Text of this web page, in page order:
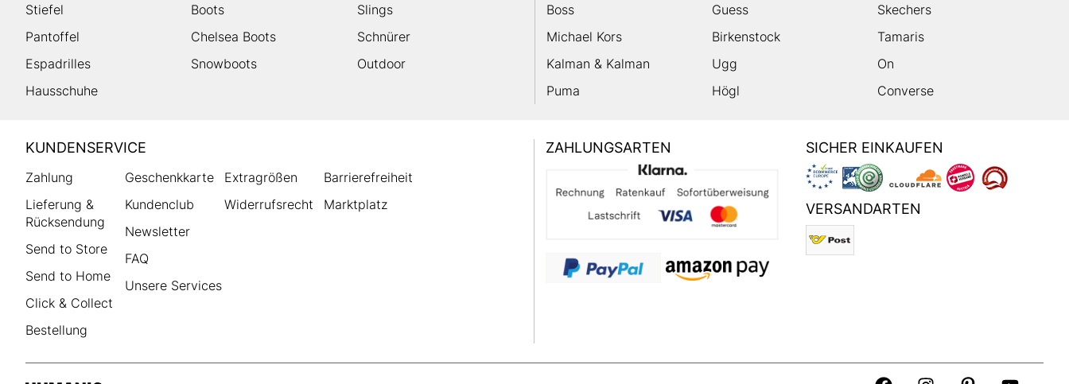
Stiefel
Boots
Slings
Pantoffel
Chelsea Boots
Schnürer
Espadrilles
Snowboots
Outdoor
Hausschuhe
Boss
Guess
Skechers
Michael Kors
Birkenstock
Tamaris
Kalman & Kalman
Ugg
On
Puma
Högl Converse
HUMANIC
Footer
KUNDENSERVICE
Zahlung
Lieferung &
Rücksendung
Send to Store
Send to Home
Click & Collect
Bestellung
Geschenkkarte
Kundenclub
Newsletter
FAQ
Unsere Services
Extragrößen
Widerrufsrecht
Barrierefreiheit
Marktplatz
ZAHLUNGSARTEN SICHER EINKAUFEN
VERSANDARTEN